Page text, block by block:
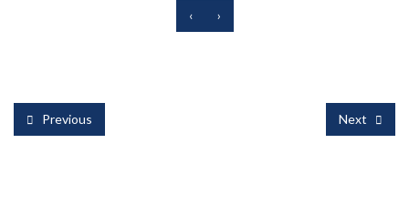
‹ ›
Previous Next